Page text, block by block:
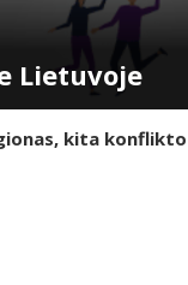
Lietuvoje
kita konflikto